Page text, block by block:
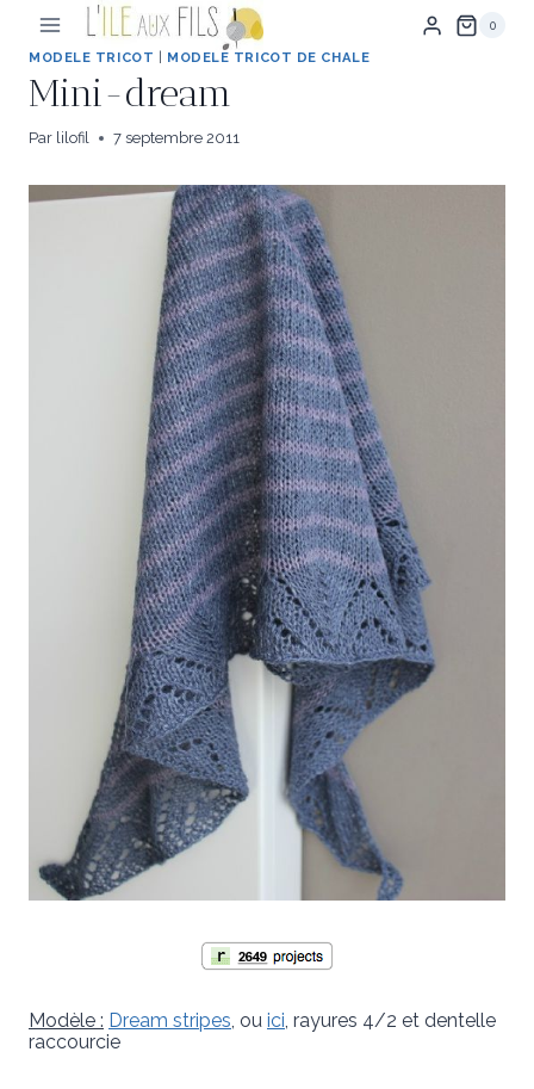
contenu
0
MODELE TRICOT MODELE TRICOT DE CHALE
Mini-dream
Par lilofil 7 septembre 2011
Modèle : Dream stripes, ou ici, rayures 4/2 et dentelle
raccourcie